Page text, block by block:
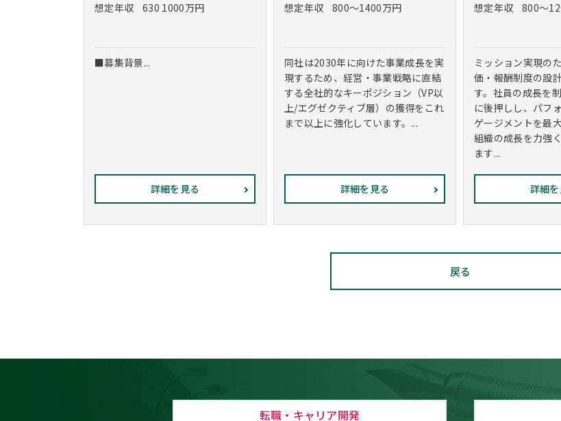
想定年収
630 1000万円
■募集背景...
詳細を見る
想定年収 800～1400万円
同社は2030年に向けた事業成長を実
現するため、経営・事業戦略に直結
する全社的なキーポジション（VP以
上/エグゼクティブ層）の獲得をこれ
まで以上に強化しています。...
詳細を見る
想定年収 800～
ミッション実現の
価・報酬制度の設
す。社員の成長を
に後押しし、パフ
ゲージメントを最
組織の成長を力強
ます...
詳細
戻る
転職・キャリア開発